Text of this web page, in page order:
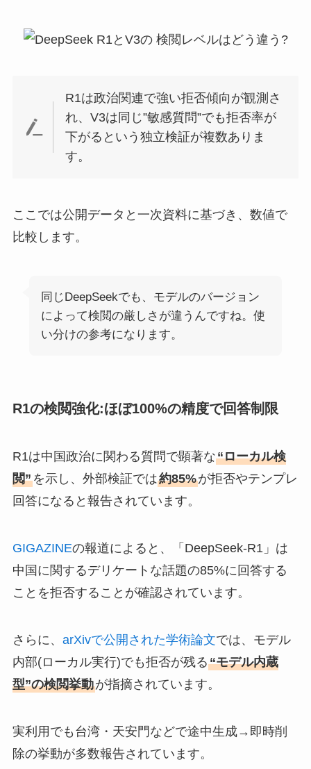
R1は政治関連で強い拒否傾向が観測さ
れ、V3は同じ”敏感質問”でも拒否率が
下がるという独立検証が複数ありま
す。
ここでは公開データと一次資料に基づき、数値で
比較します。
同じDeepSeekでも、モデルのバージョン
によって検閲の厳しさが違うんですね。使
い分けの参考になります。
R1の検閲強化:ほぼ100%の精度で回答制限
R1は中国政治に関わる質問で顕著な“ローカル検
閲”を示し、外部検証では約85%が拒否やテンプレ
回答になると報告されています。
GIGAZINEの報道によると、「DeepSeek-R1」は
中国に関するデリケートな話題の85%に回答する
ことを拒否することが確認されています。
さらに、 arXivで公開された学術論文では、モデル
内部(ローカル実行)でも拒否が残る“モデル内蔵
型”の検閲挙動が指摘されています。
実利用でも台湾・天安門などで途中生成→即時削
除の挙動が多数報告されています。